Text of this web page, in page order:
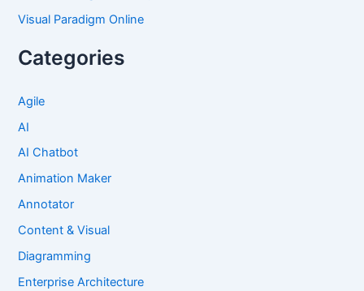
Visual Paradigm Online
Categories
Agile
AI
AI Chatbot
Animation Maker
Annotator
Content & Visual
Diagramming
Enterprise Architecture